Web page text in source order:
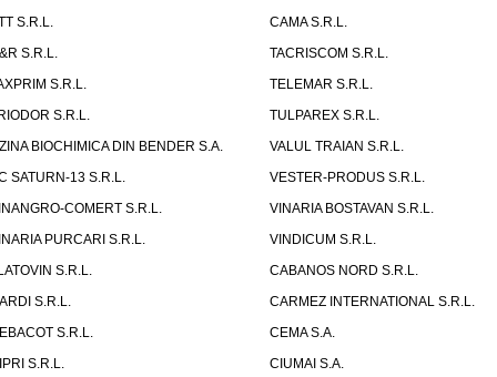
S.R.L.
CAMA S.R.L.
S.R.L.
TACRISCOM S.R.L.
S.R.L.
TELEMAR S.R.L.
S.R.L.
TULPAREX S.R.L.
BIOCHIMICA DIN BENDER S.A.
VALUL TRAIAN S.R.L.
SATURN-13 S.R.L.
VESTER-PRODUS S.R.L.
COMERT S.R.L.
VINARIA BOSTAVAN S.R.L.
PURCARI S.R.L.
VINDICUM S.R.L.
S.R.L.
CABANOS NORD S.R.L.
S.R.L.
CARMEZ INTERNATIONAL S.R.L.
S.R.L.
CEMA S.A.
S.R.L.
CIUMAI S.A.